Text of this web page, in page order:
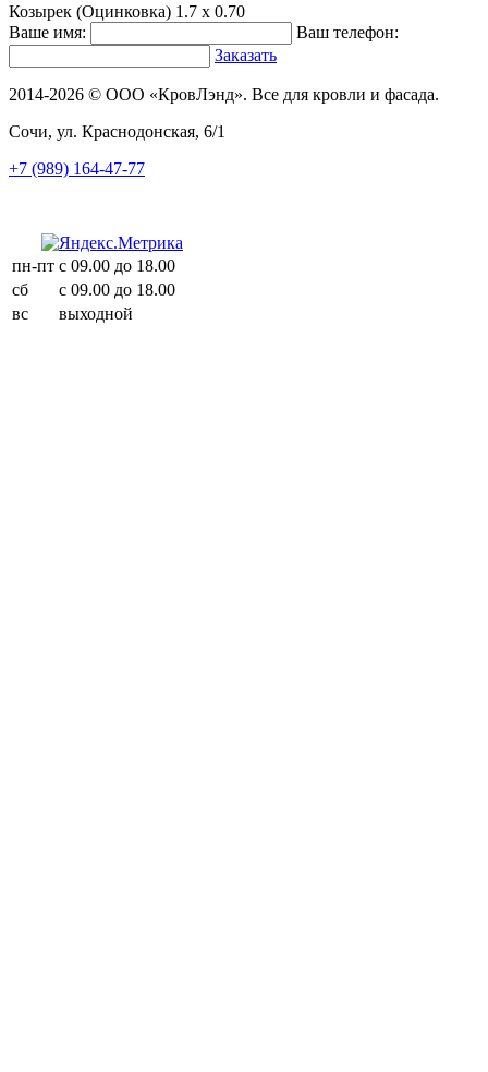
Козырек (Оцинковка) 1.7 х 0.70
Ваше имя:
Ваш телефон:
Заказать
2014-2026 © ООО «КровЛэнд». Все для кровли и фасада.
Сочи, ул. Краснодонская, 6/1
+7 (989) 164-47-77
пн-пт с 09.00 до 18.00
сб
с 09.00 до 18.00
вс
выходной